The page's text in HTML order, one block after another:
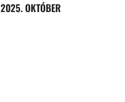
2025. OKTÓBER